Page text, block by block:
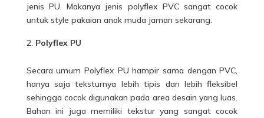
jenis PU. Makanya jenis polyflex PVC sangat cocok
untuk style pakaian anak muda jaman sekarang.
Polyflex PU
Secara umum Polyflex PU hampir sama dengan PVC,
hanya saja teksturnya lebih tipis dan lebih fleksibel
sehingga cocok digunakan pada area desain yang luas.
Bahan ini juga memiliki tekstur yang sangat cocok